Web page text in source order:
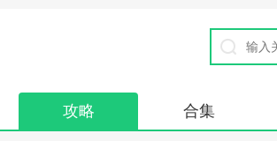
攻略 合集